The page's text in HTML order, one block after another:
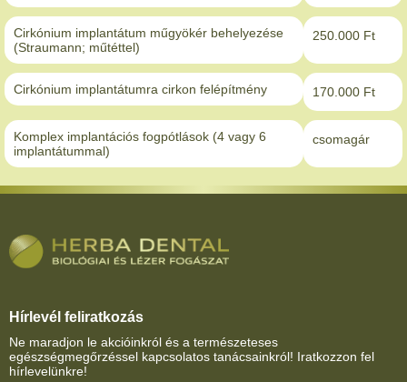
Cirkónium implantátum műgyökér behelyezése
(Straumann; műtéttel)
250.000 Ft
Cirkónium implantátumra cirkon felépítmény 170.000 Ft
Komplex implantációs fogpótlások (4 vagy 6
implantátummal)
csomagár
Hírlevél feliratkozás
Ne maradjon le akcióinkról és a természeteses
egészségmegőrzéssel kapcsolatos tanácsainkról! Iratkozzon fel
hírlevelünkre!